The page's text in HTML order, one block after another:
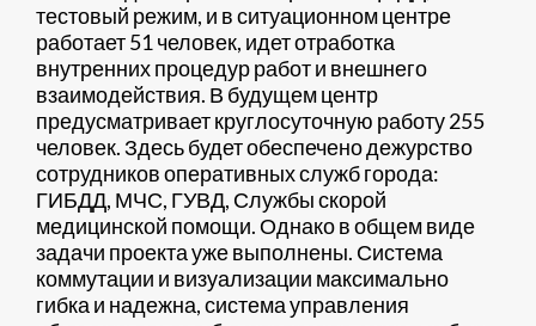
тестовый режим, и в ситуационном центре
работает 51 человек, идет отработка
внутренних процедур работ и внешнего
взаимодействия. В будущем центр
предусматривает круглосуточную работу 255
человек. Здесь будет обеспечено дежурство
сотрудников оперативных служб города:
ГИБДД, МЧС, ГУВД, Службы скорой
медицинской помощи. Однако в общем виде
задачи проекта уже выполнены. Система
коммутации и визуализации максимально
гибка и надежна, система управления